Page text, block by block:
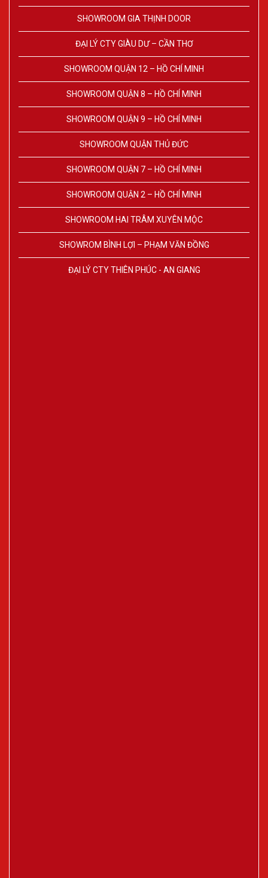
SHOWROOM GIA THỊNH DOOR
ĐẠI LÝ CTY GIÀU DƯ – CẦN THƠ
SHOWROOM QUẬN 12 – HỒ CHÍ MINH
SHOWROOM QUẬN 8 – HỒ CHÍ MINH
SHOWROOM QUẬN 9 – HỒ CHÍ MINH
SHOWROOM QUẬN THỦ ĐỨC
SHOWROOM QUẬN 7 – HỒ CHÍ MINH
SHOWROOM QUẬN 2 – HỒ CHÍ MINH
SHOWROOM HAI TRÂM XUYÊN MỘC
SHOWROM BÌNH LỢI – PHẠM VĂN ĐỒNG
ĐẠI LÝ CTY THIÊN PHÚC - AN GIANG